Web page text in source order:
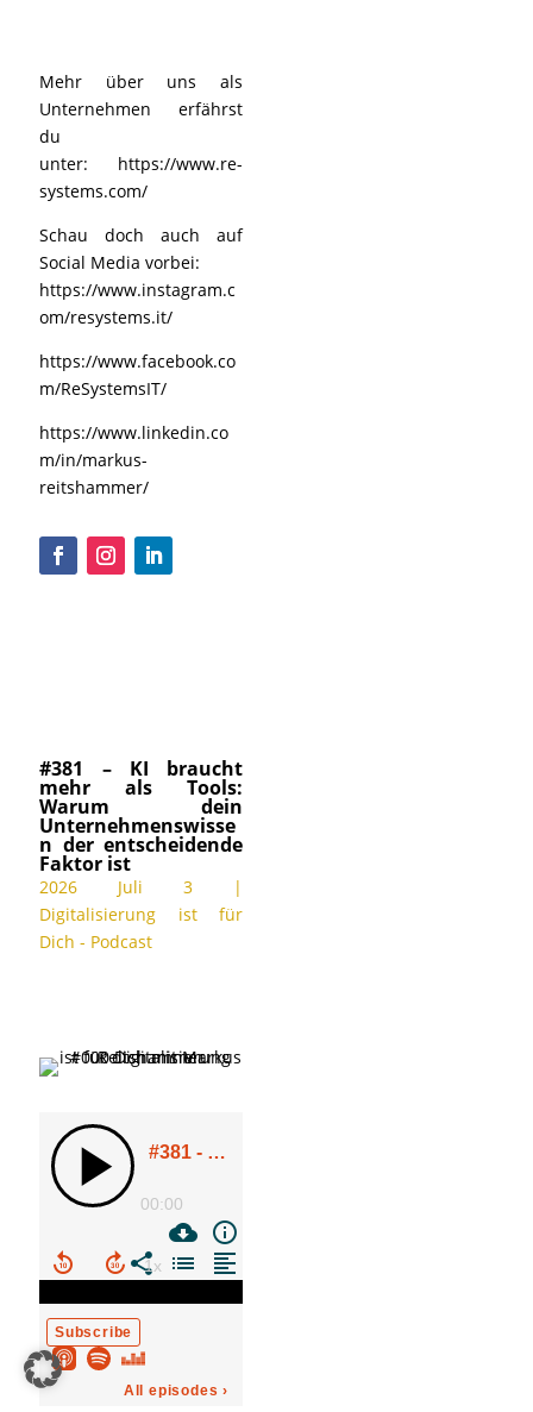
Mehr über uns als
Unternehmen erfährst
du
unter: https://www.re-
systems.com/
Schau doch auch auf
Social Media vorbei:
https://www.instagram.c
om/resystems.it/
https://www.facebook.co
m/ReSystemsIT/
https://www.linkedin.co
m/in/markus-
reitshammer/
#381 – KI braucht
mehr als Tools:
Warum dein
Unternehmenswisse
n der entscheidende
Faktor ist
2026 Juli 3 |
Digitalisierung ist für
Dich - Podcast